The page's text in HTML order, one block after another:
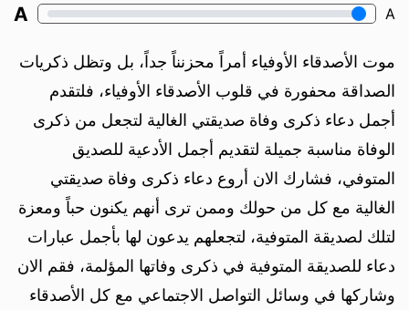
A
A
موت الأصدقاء الأوفياء أمراً محزنناً جداً، بل وتظل ذكريات
الصداقة محفورة في قلوب الأصدقاء الأوفياء، فلتقدم
أجمل دعاء ذكرى وفاة صديقتي الغالية لتجعل من ذكرى
الوفاة مناسبة جميلة لتقديم أجمل الأدعية للصديق
المتوفي، فشارك الان أروع دعاء ذكرى وفاة صديقتي
الغالية مع كل من حولك وممن ترى أنهم يكنون حباً ومعزة
لتلك لصديقة المتوفية، لتجعلهم يدعون لها بأجمل عبارات
دعاء للصديقة المتوفية في ذكرى وفاتها المؤلمة، فقم الان
وشاركها في وسائل التواصل الاجتماعي مع كل الأصدقاء